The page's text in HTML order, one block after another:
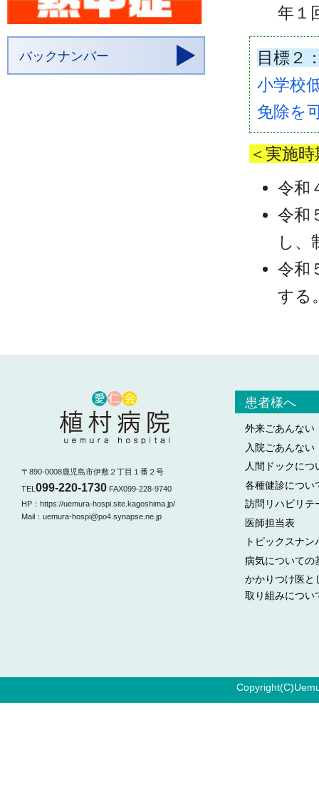
年１
目標２
小学校
免除を
＜実施
令和
令和
し、
令和
する
〒890-0008鹿児島市伊敷２丁目１番２号
TEL 099-220-1730 FAX099-228-9740
HP：https://uemura-hospi.site.kagoshima.jp/
Mail：uemura-hospi@po4.synapse.ne.jp
患者様へ
外来ごあんない
入院ごあんない
人間ドックにつ
各種健診につい
訪問リハビリテ
医師担当表
トピックスナン
病気についての
かかりつけ医と
取り組みについ